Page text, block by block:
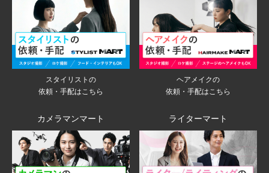
スタイリストの
依頼・手配はこちら
ヘアメイクの
依頼・手配はこちら
カメラマンマート ライターマート